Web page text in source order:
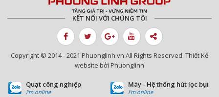
KẾT NỐI VỚI CHÚNG TÔI
Copyright © 2014 - 2021 Phuonglinh.vn All Rights Reserved. Thiết Kế
website bởi Phuonglinh
Quạt công nghiệp
I'm online
Máy - Hệ thống hút lọc bụi
I'm online